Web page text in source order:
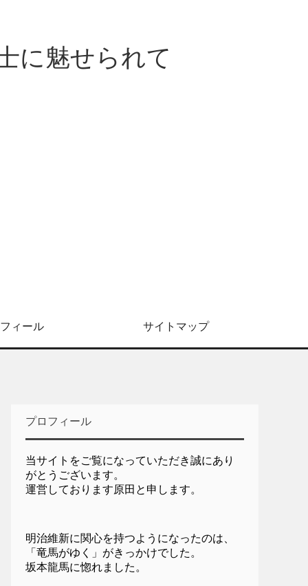
に魅せられて
ィール サイトマップ
プロフィール
当サイトをご覧になっていただき誠にあり
がとうございます。
運営しております原田と申します。
明治維新に関心を持つようになったのは、
「竜馬がゆく」がきっかけでした。
坂本龍馬に惚れました。